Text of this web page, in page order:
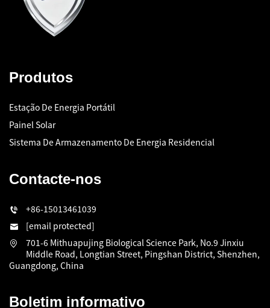
Produtos
Estação De Energia Portátil
Painel Solar
Sistema De Armazenamento De Energia Residencial
Contacte-nos
+86-15013461039
[email protected]
701-6 Mithuapujing Biological Science Park, No.9 Jinxiu
Middle Road, Longtian Street, Pingshan District, Shenzhen,
Guangdong, China
Boletim informativo